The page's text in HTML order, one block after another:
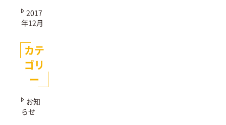
2017
年12月
カテ
ゴリ
ー
お知
らせ